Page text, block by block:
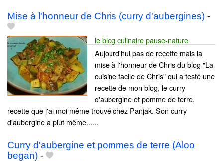
Mise à l'honneur de Chris (curry d'aubergines) -
le blog culinaire pause-nature
Aujourd'hui pas de recette mais la
mise à l'honneur de Chris du blog "La
cuisine facile de Chris" qui a testé une
recette de mon blog, le curry
d'aubergine et pomme de terre,
recette que j'ai moi même trouvé chez Panjak. Son curry
d'aubergine a plut même......
Curry d'aubergine et pommes de terre (Aloo
began) -